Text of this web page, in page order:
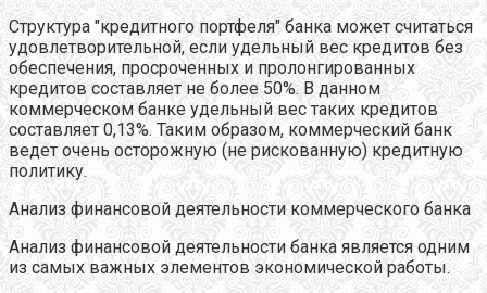
Структура "кредитного портфеля" банка может считаться
удовлетворительной, если удельный вес кредитов без
обеспечения, просроченных и пролонгированных
кредитов составляет не более 50%. В данном
коммерческом банке удельный вес таких кредитов
составляет 0,13%. Таким образом, коммерческий банк
ведет очень осторожную (не рискованную) кредитную
политику.
Анализ финансовой деятельности коммерческого банка
Анализ финансовой деятельности банка является одним
из самых важных элементов экономической работы.